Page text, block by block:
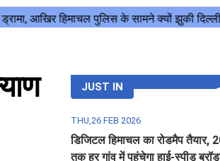
JUST IN
THU,26 FEB 2026
डिजिटल हिमाचल का रोडमैप तैयार,
तक हर गांव में पहुंचेगा हाई-स्पीड